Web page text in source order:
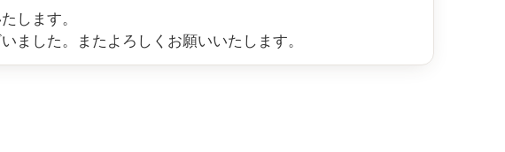
します。
ました。またよろしくお願いいたします。